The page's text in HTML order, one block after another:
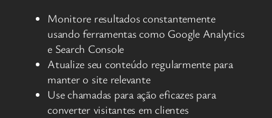
Monitore resultados constantemente
usando ferramentas como Google Analytics
e Search Console
Atualize seu conteúdo regularmente para
manter o site relevante
Use chamadas para ação eficazes para
converter visitantes em clientes